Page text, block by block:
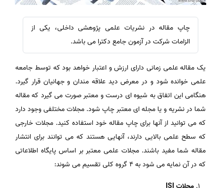
چاپ مقاله در نشریات علمی پژوهشی داخلی، یکی از
الزامات شرکت در آزمون جامع دکترا می باشد.
یک مقاله علمی زمانی دارای ارزش و اعتبار خواهد بود که توسط جامعه
علمی خوانده شود و در معرض دید علاقه مندان و جهانیان قرار گیرد.
هنگامی این اتفاق به شیوه ای درست و معتبر صورت می گیرد که مقاله
شما در نشریه و یا مجله ای معتبر چاپ شود. مجلات مختلفی وجود دارد
که می توانید از آنها برای چاپ مقاله خود استفاده کنید. مجلات خارجی
که سطح علمی بالایی دارند، آنهایی هستند که می توانند برای انتشار
مقاله شما مفید باشند. مجلات علمی معتبر بر اساس پایگاه اطلاعاتی
که در آن نمایه می شود به 4 گروه کلی تقسیم می شوند: